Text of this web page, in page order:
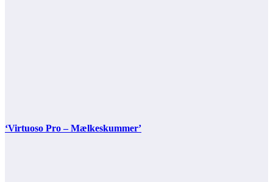
‘Virtuoso Pro – Mælkeskummer’